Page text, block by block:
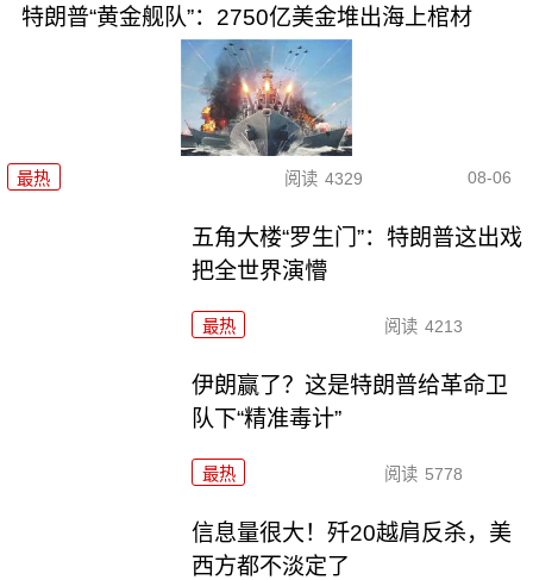
特朗普“黄金舰队”：2750亿美金堆出海上棺材
最热 阅读 4329 08-06
五角大楼“罗生门”：特朗普这出戏
把全世界演懵
最热 阅读 4213
伊朗赢了？这是特朗普给革命卫
队下“精准毒计”
最热 阅读 5778
信息量很大！歼20越肩反杀，美
西方都不淡定了